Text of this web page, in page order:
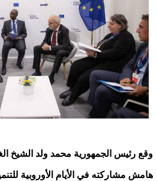
وقع رئيس الجمهورية محمد ولد الشيخ
هامش مشاركته في الأيام الأوروبية